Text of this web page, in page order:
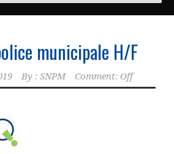
municipale H/F
By : SNPM Comment: Off